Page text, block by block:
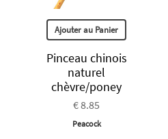
Ajouter au Panier
Pinceau chinois
naturel
chèvre/poney
€ 8.85
Peacock